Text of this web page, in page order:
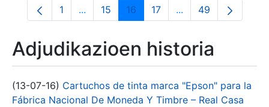
Orrialdea
1 ...Intermediate Pages Use TAB to navigate.
Orrialdea
15 Orrialdea
16 Orrialdea
17 ...Intermediate
Orrialdea
49
Adjudikazioen historia
(13-07-16) Cartuchos de tinta marca "Epson" para la
Fábrica Nacional De Moneda Y Timbre – Real Casa